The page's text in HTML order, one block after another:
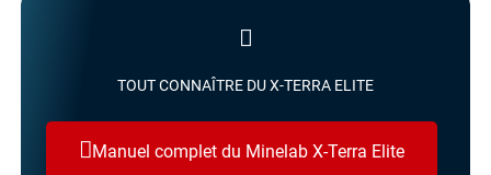
TOUT CONNAÎTRE DU X-TERRA ELITE
Manuel complet du Minelab X-Terra Elite